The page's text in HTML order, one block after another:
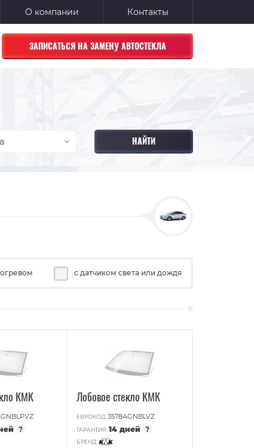
О компании Контакты
ЗАПИСАТЬСЯ НА ЗАМЕНУ АВТОСТЕКЛА
с датчиком света или дождя
КМК
?
Лобовое стекло КМК
ЕВРОКОД:3578AGNBLVZ
ГАРАНТИЯ:14 дней ?
БРЕНД: